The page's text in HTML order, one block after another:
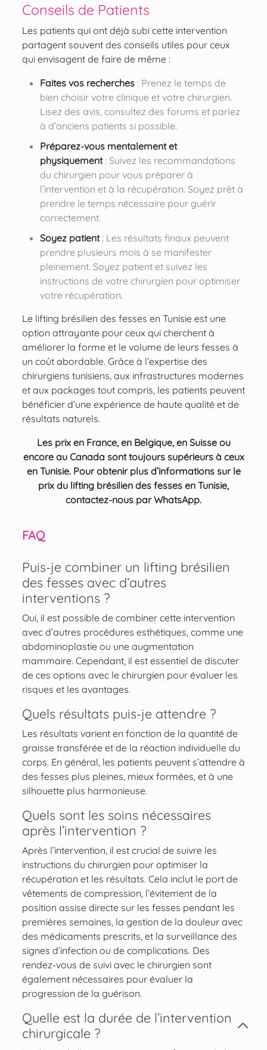
Conseils de Patients
Les patients qui ont déjà subi cette intervention
partagent souvent des conseils utiles pour ceux
qui envisagent de faire de même :
Faites vos recherches: Prenez le temps de
bien choisir votre clinique et votre chirurgien.
Lisez des avis, consultez des forums et parlez
à d’anciens patients si possible.
Préparez-vous mentalement et
physiquement: Suivez les recommandations
du chirurgien pour vous préparer à
l’intervention et à la récupération. Soyez prêt à
prendre le temps nécessaire pour guérir
correctement.
Soyez patient: Les résultats finaux peuvent
prendre plusieurs mois à se manifester
pleinement. Soyez patient et suivez les
instructions de votre chirurgien pour optimiser
votre récupération.
Le lifting brésilien des fesses en Tunisie est une
option attrayante pour ceux qui cherchent à
améliorer la forme et le volume de leurs fesses à
un coût abordable. Grâce à l’expertise des
chirurgiens tunisiens, aux infrastructures modernes
et aux packages tout compris, les patients peuvent
bénéficier d’une expérience de haute qualité et de
résultats naturels.
Les prix en France, en Belgique, en Suisse ou
encore au Canada sont toujours supérieurs à ceux
en Tunisie. Pour obtenir plus d’informations sur le
prix du lifting brésilien des fesses en Tunisie,
contactez-nous par WhatsApp.
FAQ
Puis-je combiner un lifting brésilien
des fesses avec d’autres
interventions ?
Oui, il est possible de combiner cette intervention
avec d’autres procédures esthétiques, comme une
abdominoplastie ou une augmentation
mammaire. Cependant, il est essentiel de discuter
de ces options avec le chirurgien pour évaluer les
risques et les avantages.
Quels résultats puis-je attendre ?
Les résultats varient en fonction de la quantité de
graisse transférée et de la réaction individuelle du
corps. En général, les patients peuvent s’attendre à
des fesses plus pleines, mieux formées, et à une
silhouette plus harmonieuse.
Quels sont les soins nécessaires
après l’intervention ?
Après l’intervention, il est crucial de suivre les
instructions du chirurgien pour optimiser la
récupération et les résultats. Cela inclut le port de
vêtements de compression, l’évitement de la
position assise directe sur les fesses pendant les
premières semaines, la gestion de la douleur avec
des médicaments prescrits, et la surveillance des
signes d’infection ou de complications. Des
rendez-vous de suivi avec le chirurgien sont
également nécessaires pour évaluer la
progression de la guérison.
Quelle est la durée de l’intervention
chirurgicale ?